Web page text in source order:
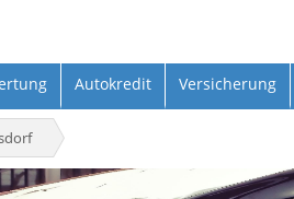
Autokredit Versicherung